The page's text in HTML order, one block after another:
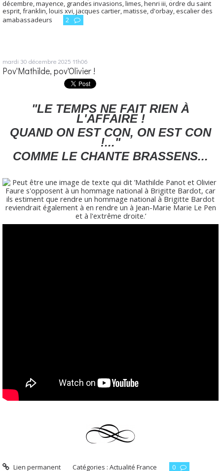
décembre,mayence, grandes invasions,limes,henri iii, ordre du saint
esprit,franklin,louis xvi,jacques cartier,matisse, d'orbay,escalier des
amabassadeurs
2
mardi 30 décembre 2025 11h06
Pov'Mathilde, pov'Olivier !
"LE TEMPS NE FAIT RIEN À
L'AFFAIRE !
QUAND ON EST CON, ON EST CON
!..."
COMME LE CHANTE BRASSENS...
Lien permanent Catégories :Actualité France 0